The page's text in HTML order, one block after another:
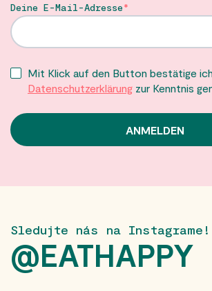
Deine E-Mail-Adresse
Mit Klick auf den Button bestätige
Datenschutzerklärung zur Kenntnis
Sledujte nás na Instagrame!
@EATHAPPY